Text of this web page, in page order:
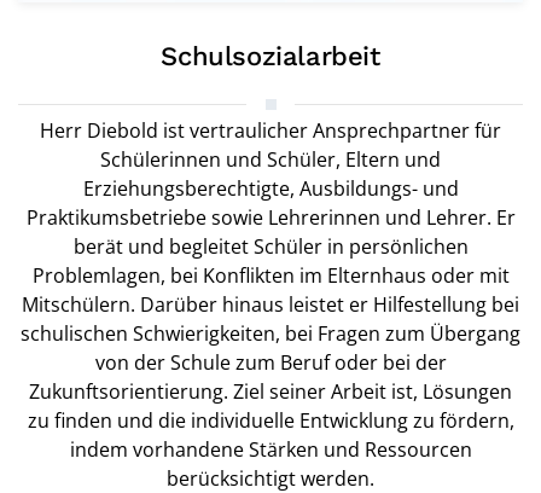
Schulsozialarbeit
Herr Diebold ist vertraulicher Ansprechpartner für
Schülerinnen und Schüler, Eltern und
Erziehungsberechtigte, Ausbildungs- und
Praktikumsbetriebe sowie Lehrerinnen und Lehrer. Er
berät und begleitet Schüler in persönlichen
Problemlagen, bei Konflikten im Elternhaus oder mit
Mitschülern. Darüber hinaus leistet er Hilfestellung bei
schulischen Schwierigkeiten, bei Fragen zum Übergang
von der Schule zum Beruf oder bei der
Zukunftsorientierung. Ziel seiner Arbeit ist, Lösungen
zu finden und die individuelle Entwicklung zu fördern,
indem vorhandene Stärken und Ressourcen
berücksichtigt werden.